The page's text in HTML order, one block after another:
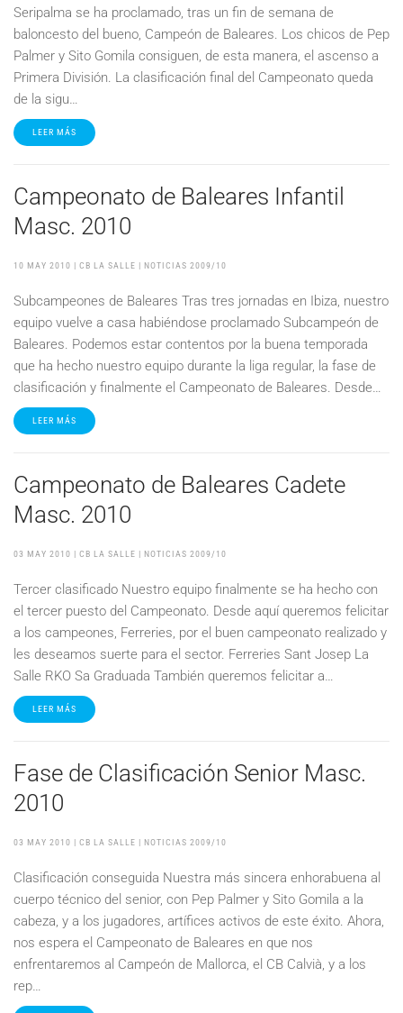
Seripalma se ha proclamado, tras un fin de semana de
baloncesto del bueno, Campeón de Baleares. Los chicos de Pep
Palmer y Sito Gomila consiguen, de esta manera, el ascenso a
Primera División. La clasificación final del Campeonato queda
de la sigu…
LEER MÁS
Campeonato de Baleares Infantil
Masc. 2010
10 MAY 2010 | CB LA SALLE | NOTICIAS 2009/10
Subcampeones de Baleares Tras tres jornadas en Ibiza, nuestro
equipo vuelve a casa habiéndose proclamado Subcampeón de
Baleares. Podemos estar contentos por la buena temporada
que ha hecho nuestro equipo durante la liga regular, la fase de
clasificación y finalmente el Campeonato de Baleares. Desde…
LEER MÁS
Campeonato de Baleares Cadete
Masc. 2010
03 MAY 2010 | CB LA SALLE | NOTICIAS 2009/10
Tercer clasificado Nuestro equipo finalmente se ha hecho con
el tercer puesto del Campeonato. Desde aquí queremos felicitar
a los campeones, Ferreries, por el buen campeonato realizado y
les deseamos suerte para el sector. Ferreries Sant Josep La
Salle RKO Sa Graduada También queremos felicitar a…
LEER MÁS
Fase de Clasificación Senior Masc.
2010
03 MAY 2010 | CB LA SALLE | NOTICIAS 2009/10
Clasificación conseguida Nuestra más sincera enhorabuena al
cuerpo técnico del senior, con Pep Palmer y Sito Gomila a la
cabeza, y a los jugadores, artífices activos de este éxito. Ahora,
nos espera el Campeonato de Baleares en que nos
enfrentaremos al Campeón de Mallorca, el CB Calvià, y a los
rep…